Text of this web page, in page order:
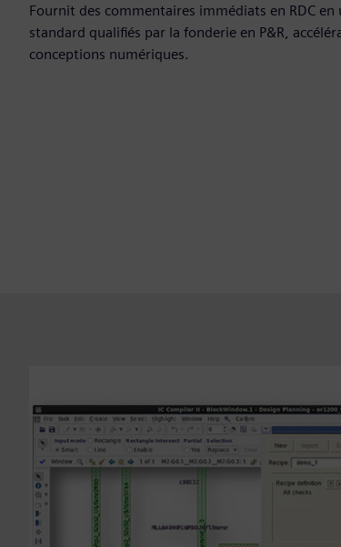
Fournit des commentaires immédiats en RDC
standard qualifiés par la fonderie en P&R,
conceptions numériques.